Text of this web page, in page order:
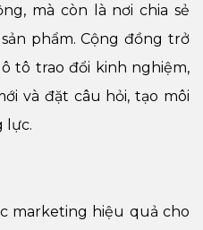
mà còn là nơi chia sẻ
phẩm. Cộng đồng trở
tô trao đổi kinh nghiệm,
và đặt câu hỏi, tạo môi
lực.
marketing hiệu quả cho